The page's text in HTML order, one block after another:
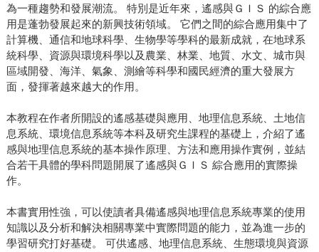
為一種趨勢和發展潮流。 特別是近年來，遙感與ＧＩＳ 的綜合應
用是蓬勃發展起來的新興技術領域。 它們之間的綜合應用集中了
計算機、通信和地球科學、生物學等學科的最新成就，在地球系
統科學、資源與環境科學以及農業、林業、地質、水文、城市與
區域開發、海洋、氣象、測繪等科學和國民經濟的重大發展方
面，發揮著越來越大的作用。
本教程在作者所開設的遙感基礎與應用、地理信息系統、土地信
息系統、環境信息系統等本科及研究生課程的基礎上，介紹了遙
感與地理信息系統的基本操作原理、方法和應用操作實例，並結
合若干具體的學科問題開展了遙感與ＧＩＳ 綜合應用的實際操
作。
本書實用性強，可以使讀者具備遙感與地理信息系統專業的使用
知識以及分析和解決相關專業中實際問題的能力，並為進一步的
學習研究打好基礎。 可供遙感、地理信息系統、生態環境與資源